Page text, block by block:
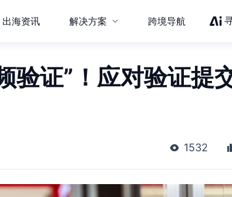
出海资讯 解决方案 跨境导航
验证”！应对验证提
1532